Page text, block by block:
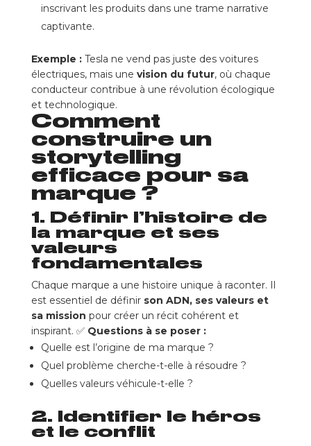
inscrivant les produits dans une trame narrative
captivante.
Exemple :Tesla ne vend pas juste des voitures
électriques, mais une vision du futur, où chaque
conducteur contribue à une révolution écologique
et technologique.
Comment
construire un
storytelling
efficace pour sa
marque ?
1. Définir l’histoire de
la marque et ses
valeurs
fondamentales
Chaque marque a une histoire unique à raconter. Il
est essentiel de définir son ADN, ses valeurs et
sa mission pour créer un récit cohérent et
inspirant. ✅ Questions à se poser :
Quelle est l’origine de ma marque ?
Quel problème cherche-t-elle à résoudre ?
Quelles valeurs véhicule-t-elle ?
2. Identifier le héros
et le conflit